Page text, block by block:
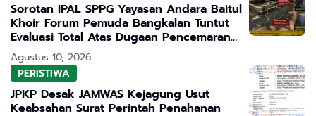
Sorotan IPAL SPPG Yayasan Andara Baitul
Khoir Forum Pemuda Bangkalan Tuntut
Evaluasi Total Atas Dugaan Pencemaran
Lingkungan
Agustus 10, 2026
PERISTIWA
JPKP Desak JAMWAS Kejagung Usut
Keabsahan Surat Perintah Penahanan